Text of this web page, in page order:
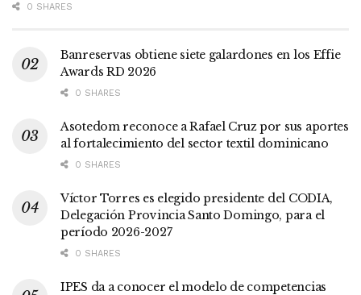
0 SHARES
Banreservas obtiene siete galardones en los Effie
Awards RD 2026
0 SHARES
Asotedom reconoce a Rafael Cruz por sus aportes
al fortalecimiento del sector textil dominicano
0 SHARES
Víctor Torres es elegido presidente del CODIA,
Delegación Provincia Santo Domingo, para el
período 2026-2027
0 SHARES
IPES da a conocer el modelo de competencias